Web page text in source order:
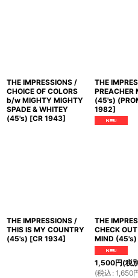
THE IMPRESSIONS /
CHOICE OF COLORS
b/w MIGHTY MIGHTY
SPADE & WHITEY
(45's) [CR 1943]
THE
PREACHER
(45's)
1982]
THE IMPRESSIONS /
THIS IS MY COUNTRY
(45's) [CR 1934]
THE
CHECK
MIND (45's)
1,500円(税
(税込 : 1,650